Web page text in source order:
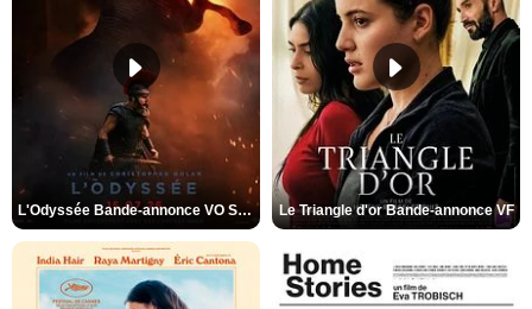
L'Odyssée Bande-annonce VO STFR Le Triangle d'or Bande-annonce VF